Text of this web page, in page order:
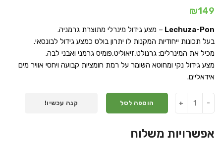
₪149
Lechuza-Pon – מצע גידול מינרלי מתוצרת גרמניה.
בעל תכונות ייחודיות המקנות לו יתרון בולט כמצע גידול לבונסאי.
מכיל את המינרלים: גרנולט,זיאוליט,פומיס גרמני ואבני לבה.
מצע גידול נקי ומחוטא השומר על רמת חומציות קבועה ויחסי אוויר מים
אידאליים.
הוספה לסל קנה עכשיו!
אפשרויות משלוח